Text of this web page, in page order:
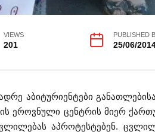
VIEWS
201
PUBLISHED
25/06/
აბიტურიენტები
ეროვნული ცენტრის მიერ
აპროტესტებენ.